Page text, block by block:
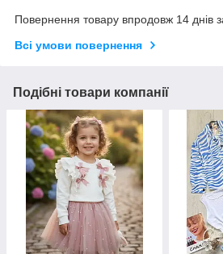
Повернення товару впродовж 14 днів
Всі умови повернення
Подібні товари компанії